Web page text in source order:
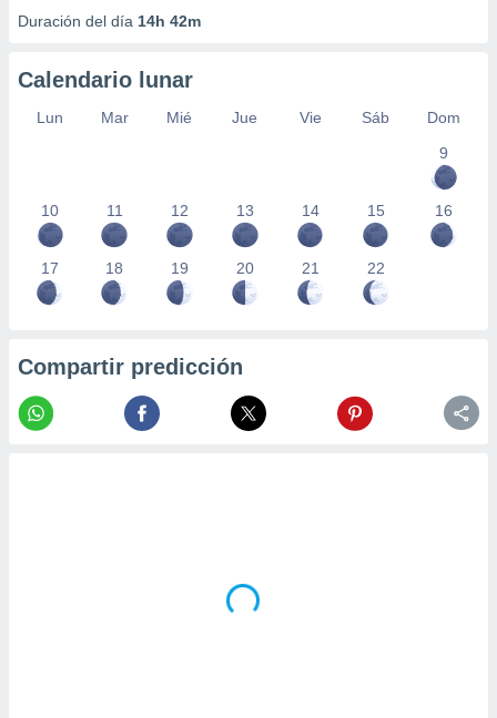
Duración del día 14h 42m
Calendario lunar
Lun Mar Mié Jue Vie Sáb
Dom
9
10 11 12 13 14 15 16
17 18 19 20 21 22
Compartir predicción